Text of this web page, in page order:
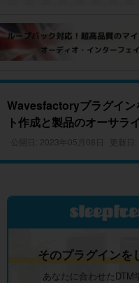
Wavesfactoryプラグイン
ト作成と製品のオーサラ
公開日: 2023年05月08日 更新
そのプラグインを
あなたに合わせたDTM